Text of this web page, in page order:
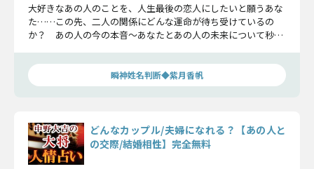
大好きなあの人のことを、人生最後の恋人にしたいと願うあな
た……この先、二人の関係にどんな運命が待ち受けているの
か？ あの人の今の本音〜あなたとあの人の未来について秒刻
お進みください。
瞬神姓名判断◆紫月香帆
どんなカップル/夫婦になれる？【あの人と
の交際/結婚相性】完全無料